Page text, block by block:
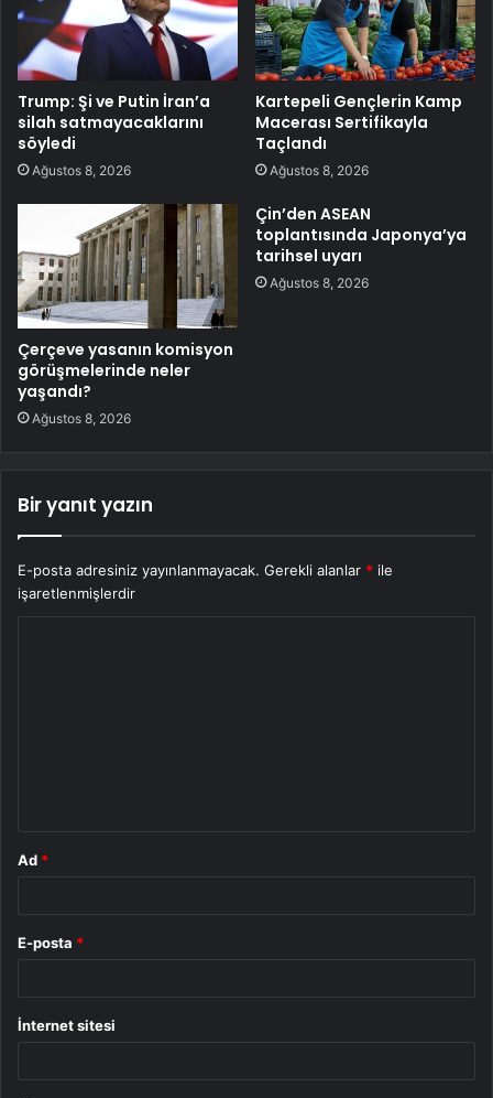
Trump: Şi ve Putin İran’a
silah satmayacaklarını
söyledi
Ağustos 8, 2026
Kartepeli Gençlerin Kamp
Macerası Sertifikayla
Taçlandı
Ağustos 8, 2026
Çerçeve yasanın komisyon
görüşmelerinde neler
yaşandı?
Ağustos 8, 2026
Çin’den ASEAN
toplantısında Japonya’ya
tarihsel uyarı
Ağustos 8, 2026
Bir yanıt yazın
E-posta adresiniz yayınlanmayacak. Gerekli alanlar * ile
işaretlenmişlerdir
Ad *
E-posta *
İnternet sitesi